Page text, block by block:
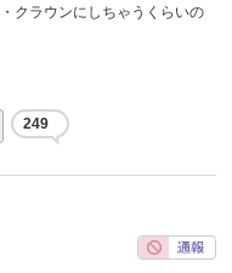
クラウンにしちゃうくらいの
249